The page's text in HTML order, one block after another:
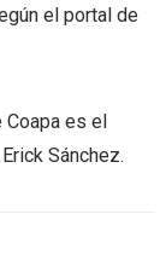
el portal de
Coapa es el
Sánchez.